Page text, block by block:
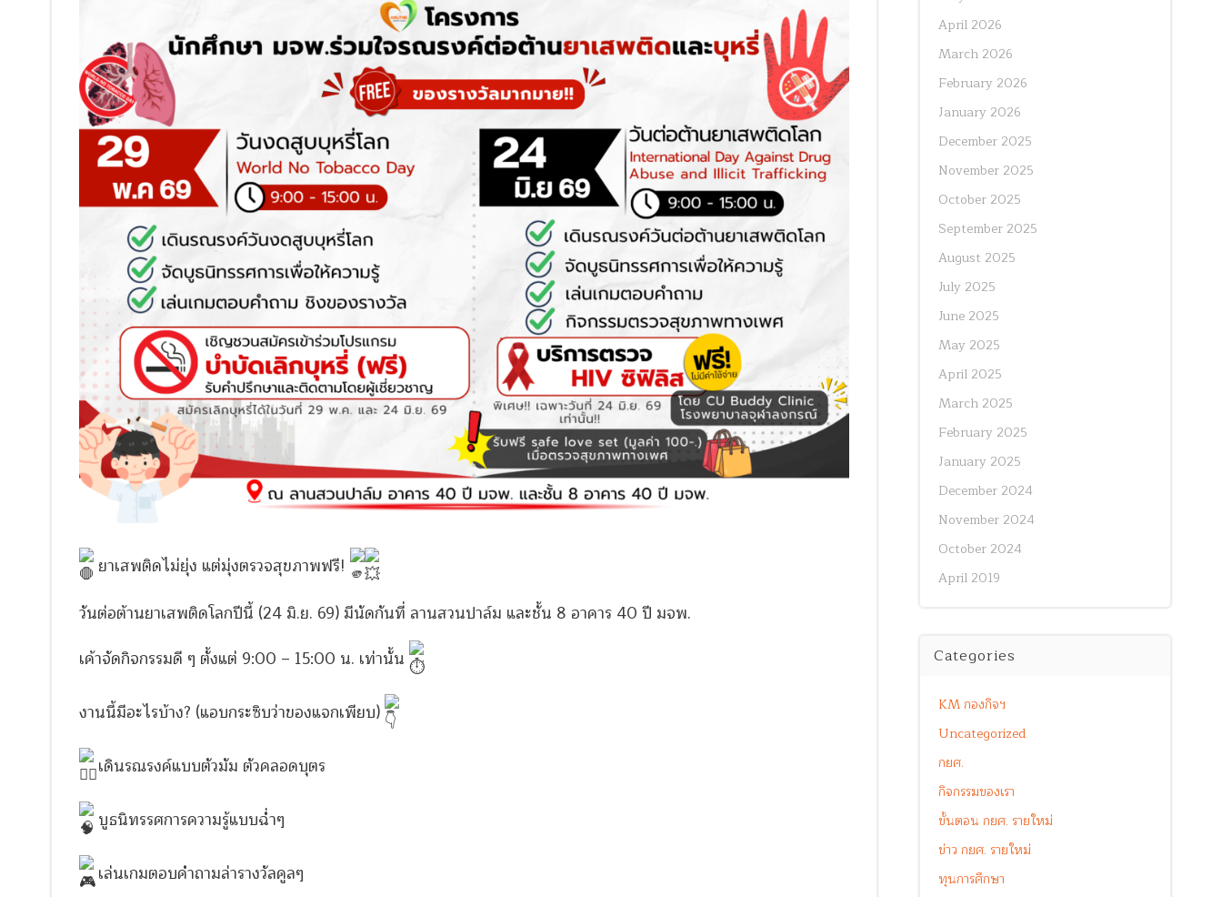
ยาเสพติดไม่ยุ่ง แต่มุ่งตรวจสุขภาพฟรี!
วันต่อต้านยาเสพติดโลกปีนี้ (24 มิ.ย. 69) มีนัดกันที่ ลานสวนปาล์ม และชั้น 8 อาคาร 40 ปี มจพ.
เค้าจัดกิจกรรมดี ๆ ตั้งแต่ 9:00 – 15:00 น. เท่านั้น
งานนี้มีอะไรบ้าง? (แอบกระซิบว่าของแจกเพียบ)
เดินรณรงค์แบบตัวมัม ตัวคลอดบุตร
บูธนิทรรศการความรู้แบบฉ่ำๆ
เล่นเกมตอบคำถามล่ารางวัลคูลๆ
April 2026
March 2026
February 2026
January 2026
December 2025
November 2025
October 2025
September 2025
August 2025
July 2025
June 2025
May 2025
April 2025
March 2025
February 2025
January 2025
December 2024
November 2024
October 2024
April 2019
Categories
KM กองกิจฯ
Uncategorized
กยศ.
กิจกรรมของเรา
ขั้นตอน กยศ. รายใหม่
ข่าว กยศ. รายใหม่
ทุนการศึกษา